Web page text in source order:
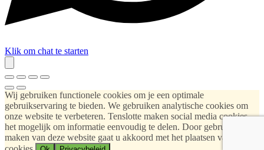
Klik om chat te starten
Wij gebruiken functionele cookies om je een optimale
gebruikservaring te bieden. We gebruiken analytische cookies om
onze website te verbeteren. Tenslotte maken social media cookies
het mogelijk om informatie eenvoudig te delen. Door gebruik te
maken van deze website gaat u akkoord met het plaatsen van deze